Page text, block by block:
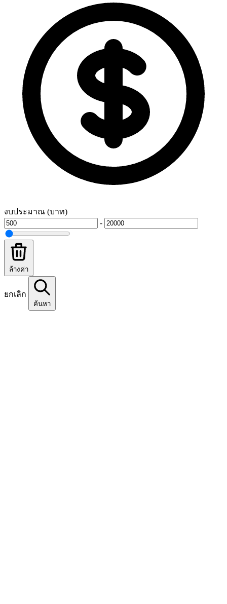
งบประมาณ (บาท)
-
ล้างค่า
ยกเลิก
ค้นหา